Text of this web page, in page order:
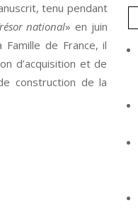
tenu pendant
national» en juin
de France, il
d’acquisition et de
construction de la